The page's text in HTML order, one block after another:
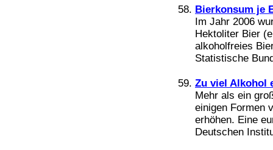
Bierkonsum je
Im Jahr 2006
Hektoliter Bier
alkoholfreies
Statistische
Zu viel Alkohol
Mehr als ein
einigen Formen
erhöhen. Eine
Deutschen